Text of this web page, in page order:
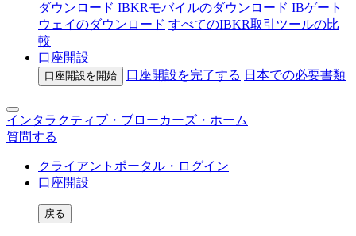
ダウンロード IBKRモバイルのダウンロード IBゲート
ウェイのダウンロード すべてのIBKR取引ツールの比
較
口座開設
口座開設を開始 口座開設を完了する 日本での必要書類
インタラクティブ・ブローカーズ・ホーム
質問する
クライアントポータル・ログイン
口座開設
戻る